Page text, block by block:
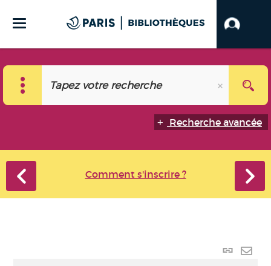
Recherche avancée
Comment s'inscrire ?
Lien